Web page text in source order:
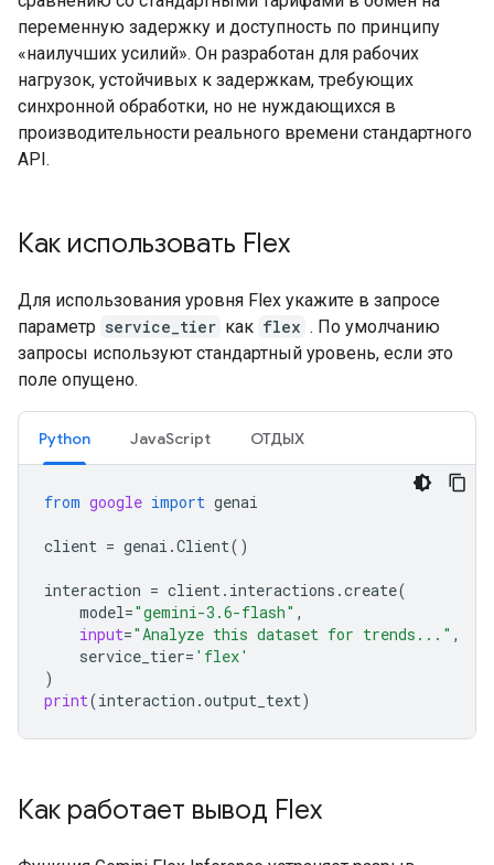
переменную задержку и доступность по принципу
«наилучших усилий». Он разработан для рабочих
нагрузок, устойчивых к задержкам, требующих
синхронной обработки, но не нуждающихся в
производительности реального времени стандартного
API.
Как использовать Flex
Для использования уровня Flex укажите в запросе
параметр service_tier как flex . По умолчанию
запросы используют стандартный уровень, если это
поле опущено.
Python JavaScript ОТДЫХ
from google import genai
client = genai .Client()
interaction = client. interactions .create(
model="gemini-3.6-flash" ,
input="Analyze this dataset for trends..." ,
service_tier= 'flex'
)
print(interaction .output_text)
Как работает вывод Flex